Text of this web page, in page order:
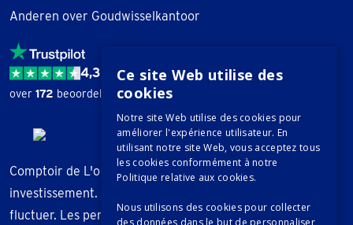
Anderen over Goudwisselkantoor
4,3 / 5
over 172 beoordelingen.
Comptoir de L'or ne fournit aucun conseil en
investissement. La valeur des métaux précieux peut
fluctuer. Les performances passées ne garantissent pas
Ce site Web utilise des
cookies
Notre site Web utilise des cookies pour
améliorer l'expérience utilisateur. En
utilisant notre site Web, vous acceptez tous
les cookies conformément à notre
Politique relative aux cookies.
Nous utilisons des cookies pour collecter
des données dans le but de personnaliser